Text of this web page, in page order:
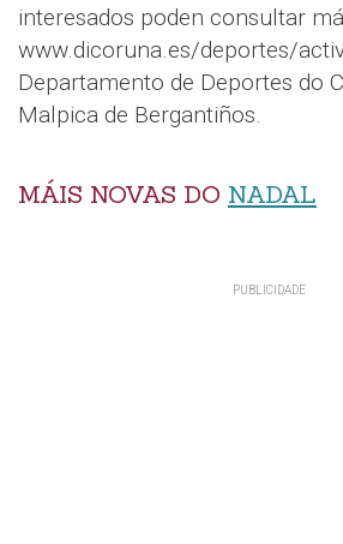
interesados poden consultar
www.dicoruna.es/deportes/
Departamento de Deportes do
Malpica de Bergantiños.
MÁIS NOVAS DO NADAL